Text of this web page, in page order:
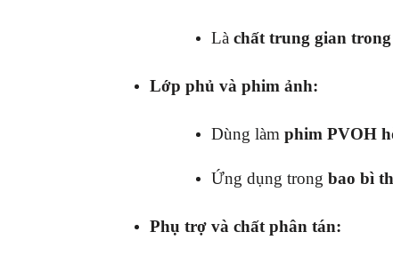
Là chất trung gian
Lớp phủ và phim ảnh:
Dùng làm phim PVOH
Ứng dụng trong bao bì
Phụ trợ và chất phân tán: